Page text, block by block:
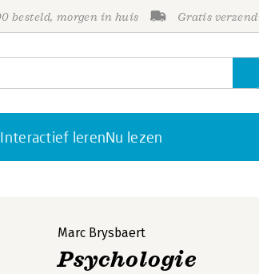
besteld, morgen in huis Gratis
Interactief lerenNu lezen
Marc Brysbaert
Psychologie